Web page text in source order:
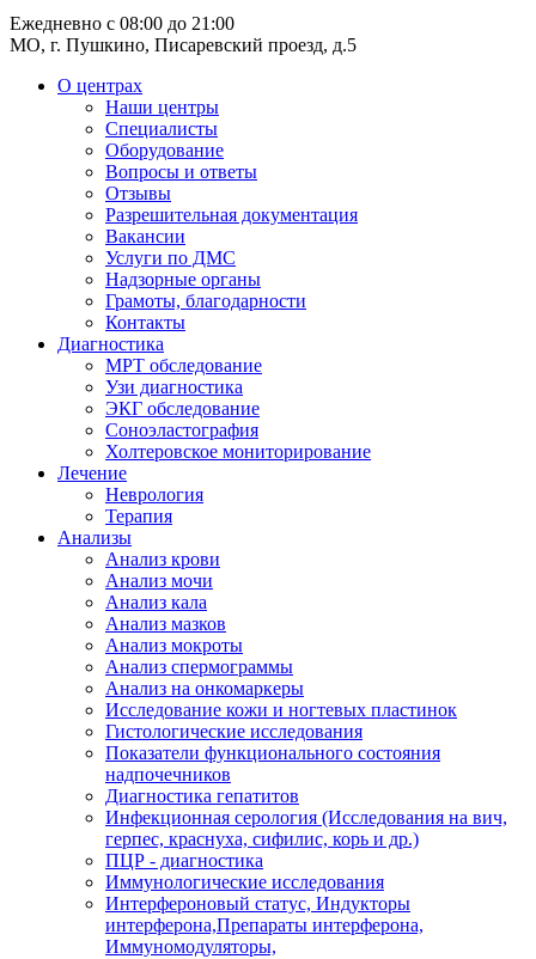
Ежедневно с 08:00 до 21:00
МО, г. Пушкино, Писаревский проезд, д.5
О центрах
Наши центры
Специалисты
Оборудование
Вопросы и ответы
Отзывы
Разрешительная документация
Вакансии
Услуги по ДМС
Надзорные органы
Грамоты, благодарности
Контакты
Диагностика
МРТ обследование
Узи диагностика
ЭКГ обследование
Соноэластография
Холтеровское мониторирование
Лечение
Неврология
Терапия
Анализы
Анализ крови
Анализ мочи
Анализ кала
Анализ мазков
Анализ мокроты
Анализ спермограммы
Анализ на онкомаркеры
Исследование кожи и ногтевых пластинок
Гистологические исследования
Показатели функционального состояния
надпочечников
Диагностика гепатитов
Инфекционная серология (Исследования на вич,
герпес, краснуха, сифилис, корь и др.)
ПЦР - диагностика
Иммунологические исследования
Интерфероновый статус, Индукторы
интерферона,Препараты интерферона,
Иммуномодуляторы,